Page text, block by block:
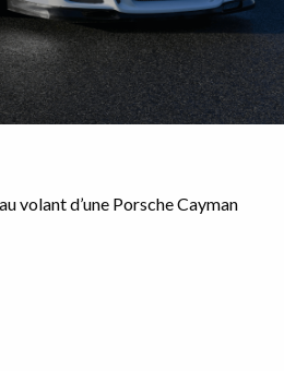
volant d’une Porsche Cayman